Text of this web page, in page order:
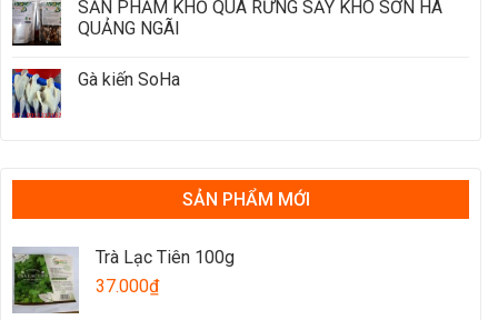
SẢN PHẨM KHỔ QUA RỪNG SẤY KHÔ SƠN HÀ
QUẢNG NGÃI
Gà kiến SoHa
SẢN PHẨM MỚI
Trà Lạc Tiên 100g
37.000₫